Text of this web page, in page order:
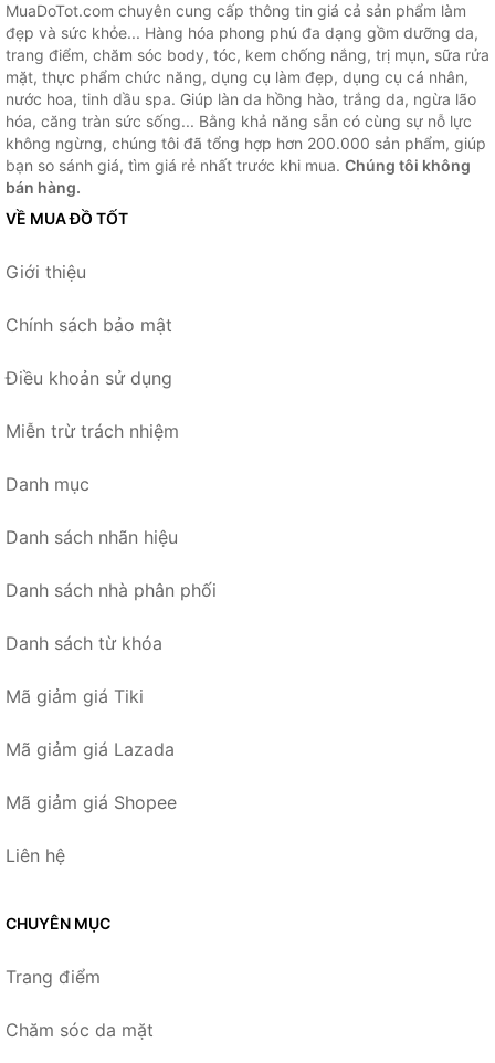
MuaDoTot.com chuyên cung cấp thông tin giá cả sản phẩm làm
đẹp và sức khỏe... Hàng hóa phong phú đa dạng gồm dưỡng da,
trang điểm, chăm sóc body, tóc, kem chống nắng, trị mụn, sữa rửa
mặt, thực phẩm chức năng, dụng cụ làm đẹp, dụng cụ cá nhân,
nước hoa, tinh dầu spa. Giúp làn da hồng hào, trắng da, ngừa lão
hóa, căng tràn sức sống... Bằng khả năng sẵn có cùng sự nỗ lực
không ngừng, chúng tôi đã tổng hợp hơn 200.000 sản phẩm, giúp
bạn so sánh giá, tìm giá rẻ nhất trước khi mua. Chúng tôi không
bán hàng.
VỀ MUA ĐỒ TỐT
Giới thiệu
Chính sách bảo mật
Điều khoản sử dụng
Miễn trừ trách nhiệm
Danh mục
Danh sách nhãn hiệu
Danh sách nhà phân phối
Danh sách từ khóa
Mã giảm giá Tiki
Mã giảm giá Lazada
Mã giảm giá Shopee
Liên hệ
CHUYÊN MỤC
Trang điểm
Chăm sóc da mặt